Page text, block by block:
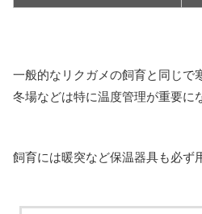
一般的なリクガメの飼育と同じで
冬場などは特に温度管理が重要に
飼育には暖突など保温器具も必ず